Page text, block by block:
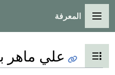
جدول المحتويات
علي ماهر باشا